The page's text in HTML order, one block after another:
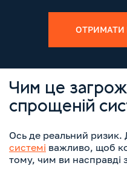
ОТРИМАТИ
Чим це
спрощеній
Ось де реальний
системі важливо, щоб
тому, чим ви насправді